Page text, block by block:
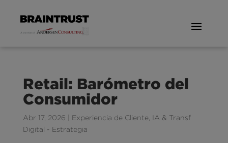
Retail: Barómetro del
Consumidor
Abr 17, 2026 Experiencia de Cliente, IA & Transf
Digital - Estrategia